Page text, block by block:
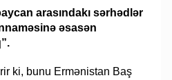
arasındakı sərhədlər
əsasən
ki, bunu Ermənistan Baş